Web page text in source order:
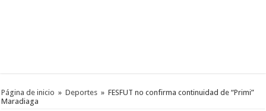
Página de inicio » Deportes » FESFUT no confirma continuidad de “Primi”
Maradiaga